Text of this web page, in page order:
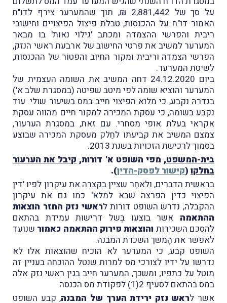
על סך של 2,881,442 ₪, תוך שהמערער צירף לדו"ח
האמור דו"ח על ההכנסות, טבלת פיצול הפיצויים וחישובי
ריבית והפרשי ההצמדה ומכתב 'גילוי נאות' בו מבאר
המערער למשיב את פרטי החישוב של ארבעת ראשי הנזק,
הפרשי הצמדה וריבית ומקור החיוב והפטוֹר של ההכנסות,
לשיטת המערער.
ביום 24.12.2020 דחה המשיב את השומה העצמית של
המערער והוציא שומה לפי מיטב שפיטה (במסגרת שלב א')
בגדרהּ נקבע, כי מלוא הפיצוי חייב במס בשיעור שולי. עוד
נקבע בשומה, כי עסקת המכירה למקור חיים מהווה עסקת
אקראי בעלת אופי מסחרי. עם זאת, במסגרת הערעור,
צמצם המשיב את קביעתו לחֵלק מעסקת המכירה שבוצע
בסמוך לרכישת הזכויות בשנת 2013.
בית-המשפט, מפי השופט א' דורות,קיבל את הערעור
בחלקו (קישור לפסק-הדין).
בראשית הדברים, ולאחַר שציין בקצרה את עיקרון לפיו 'דין
הפיצוי כדין הפרצה שבא למלא' כמו גם את עיקרון
ההקבלה, נדרש השופט דורות לראשי נזק החזר הוצאות
ההתאמה אשר בוצעו בְּשל דרישות עמידת בהתאם
להסכם השכירות והוצאות פירוק ההתאמה כאמור שנועד
לאפשר את הֶמשך השכרת המבנה.
השופט קבע, כי המערער לא הוכיח שהוצאות אלו לא
נדרשו על ידיו לצורכי מס למרות שנטל ההוכחה בעניין זה
מוטל על כתפיו; ומשכך, המערער חייב בגין ראשי נזק אלה
במס בהתאם לסעיף 2(1) לפקודת מס הכנסה.
אשר לראש נזק ירידת הערך של המבנה, קבע השופט